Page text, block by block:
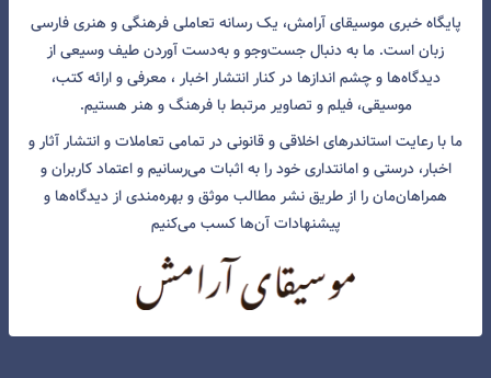
پایگاه خبری موسیقای آرامش، یک رسانه تعاملی فرهنگی و هنری فارسی
زبان است. ما به دنبال جست‌و‌جو و به‌دست آوردن طیف وسیعی از
دیدگاه‌ها و چشم انداز‌ها در کنار انتشار اخبار ، معرفی و ارائه کتب،
موسیقی، فیلم و تصاویر مرتبط با فرهنگ و هنر هستیم.
ما با رعایت استاندرهای اخلاقی و قانونی در تمامی تعاملات و انتشار آثار و
اخبار، درستی و امانتداری خود را به اثبات می‌رسانیم و اعتماد کاربران و
همراهان‌مان را از طریق نشر مطالب موثق و بهره‌مندی از دیدگاه‌ها و
پیشنهادات آن‌ها کسب می‌کنیم